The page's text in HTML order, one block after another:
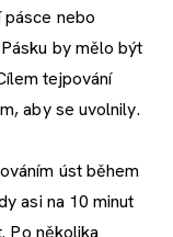
pásce nebo
by mělo být
tejpování
aby se uvolnily.
úst během
asi na 10 minut
Po několika